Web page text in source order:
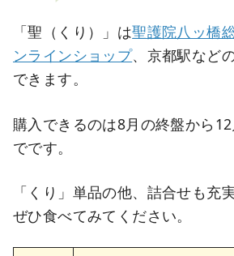
「聖（くり）」は聖護院八ッ橋
ンラインショップ、京都駅など
できます。
購入できるのは8月の終盤から
でです。
「くり」単品の他、詰合せも充
ぜひ食べてみてください。